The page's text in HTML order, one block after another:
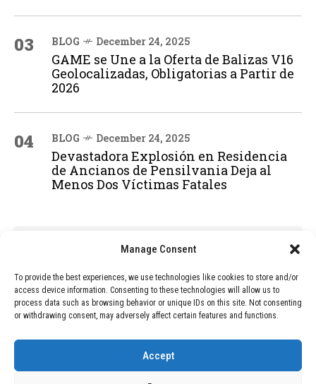
Manage Consent
To provide the best experiences, we use technologies like cookies to store and/or
access device information. Consenting to these technologies will allow us to
process data such as browsing behavior or unique IDs on this site. Not consenting
or withdrawing consent, may adversely affect certain features and functions.
Accept
03 BLOG December 24, 2025
GAME se Une a la Oferta de Balizas V16
Geolocalizadas, Obligatorias a Partir de
2026
04 BLOG December 24, 2025
Devastadora Explosión en Residencia
de Ancianos de Pensilvania Deja al
Menos Dos Víctimas Fatales